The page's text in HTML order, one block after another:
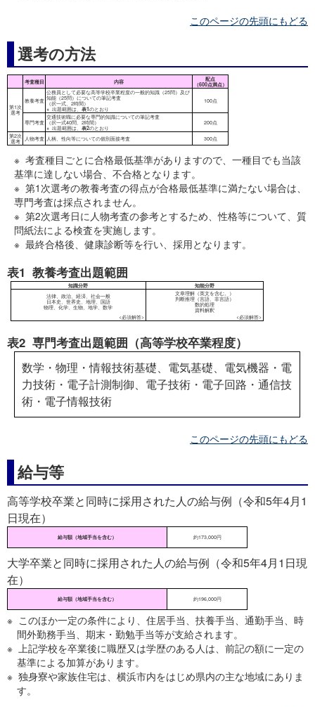
選考区分 交通技術職
採用予定人員 2人程度
採用予定年月日 令和6年4月1日
申込期間
令和5年6月30日(金曜日)から8月14日(
第1次選考
令和5年9月24日(日曜日)
第1次選考合格発表
令和5年10月中旬
第2次選考
最終合格発表 令和5年12月上旬
このページの先頭にもどる
選考の方法
※ 考査種目ごとに合格最低基準がありますので、一種目でも当該
基準に達しない場合、不合格となります。
※ 第1次選考の教養考査の得点が合格最低基準に満たない場合は、
専門考査は採点されません。
※ 第2次選考日に人物考査の参考とするため、性格等について、質
問紙法による検査を実施します。
※ 最終合格後、健康診断等を行い、採用となります。
表1 教養考査出題範囲
表2 専門考査出題範囲（高等学校卒業程度）
数学・物理・情報技術基礎、電気基礎、電気機器・電
力技術・電子計測制御、電子技術・電子回路・通信技
術・電子情報技術
このページの先頭にもどる
給与等
高等学校卒業と同時に採用された人の給与例（令和5年4月1
日現在）
大学卒業と同時に採用された人の給与例（令和5年4月1日現
在）
※ このほか一定の条件により、住居手当、扶養手当、通勤手当、時
間外勤務手当、期末・勤勉手当等が支給されます。
※ 上記学校を卒業後に職歴又は学歴のある人は、前記の額に一定の
基準による加算があります。
※ 独身寮や家族住宅は、横浜市内をはじめ県内の主な地域にありま
す。